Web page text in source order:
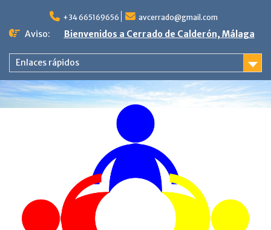
contenido
+34 665169656 avcerrado@gmail.com
Aviso: Bienvenidos a Cerrado de Calderón, Málaga
Enlaces rápidos